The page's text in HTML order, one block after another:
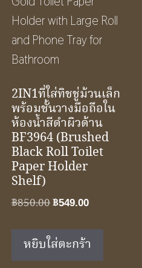
2IN1ที่ใส่ทิชชู่ม้วนเล็ก
พร้อมชั้นวางมือถือใน
ห้องน้ำสีดำผิวด้าน
BF3964 (Brushed
Black Roll Toilet
Paper Holder
Shelf)
฿850.00Original
was:
฿850.00.
฿549.00Current
฿549.00.
หยิบใส่ตะกร้า